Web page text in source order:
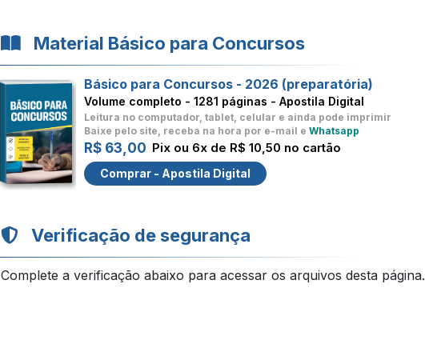
Material Básico para Concursos
Básico para Concursos - 2026 (preparatória)
Volume completo - 1281 páginas - Apostila Digital
Leitura no computador, tablet, celular e ainda pode imprimir
Baixe pelo site, receba na hora por e-mail e Whatsapp
R$ 63,00 Pix ou 6x de R$ 10,50 no cartão
Comprar - Apostila Digital
Verificação de segurança
Complete a verificação abaixo para acessar os arquivos desta página.